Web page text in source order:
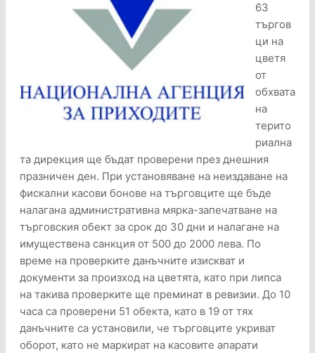
63
търгов
ци на
цветя
от
обхвата
на
терито
риална
та дирекция ще бъдат проверени през днешния
празничен ден. При установяване на неиздаване на
фискални касови бонове на търговците ще бъде
налагана административна мярка-запечатване на
търговския обект за срок до 30 дни и налагане на
имуществена санкция от 500 до 2000 лева. По
време на проверките данъчните изискват и
документи за произход на цветята, като при липса
на такива проверките ще преминат в ревизии. До 10
часа са проверени 51 обекта, като в 19 от тях
данъчните са установили, че търговците укриват
оборот, като не маркират на касовите апарати